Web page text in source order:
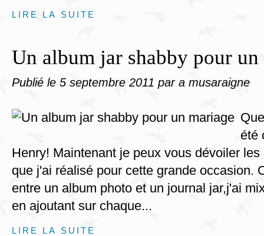
LIRE LA SUITE
Un album jar shabby pour un
Publié le 5 septembre 2011 par a musaraigne
été
Henry! Maintenant je peux vous dévoiler
que j'ai réalisé pour cette grande occasion.
entre un album photo et un journal jar,j'ai
en ajoutant sur chaque...
LIRE LA SUITE